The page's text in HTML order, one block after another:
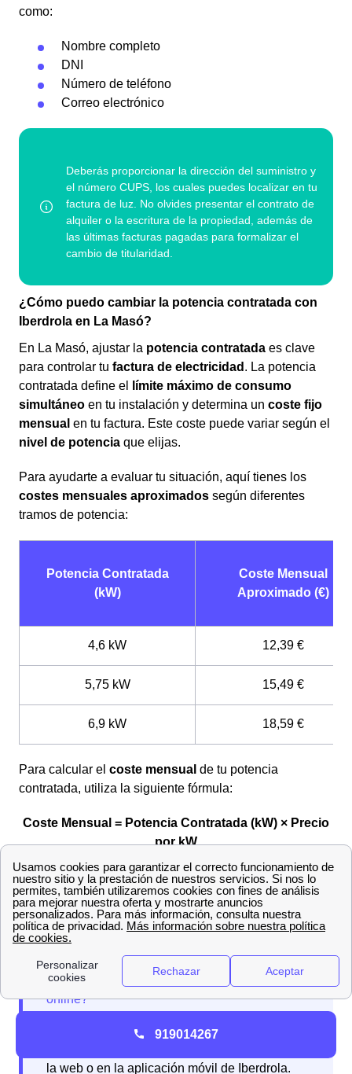
como:
Nombre completo
DNI
Número de teléfono
Correo electrónico
¿Cómo puedo cambiar la potencia contratada con
Iberdrola en La Masó?
En La Masó, ajustar la potencia contratada es clave
para controlar tu factura de electricidad . La potencia
contratada define el
límite máximo de consumo
simultáneo en tu instalación y determina un coste fijo
mensual en tu factura. Este coste puede variar según el
nivel de potencia que elijas.
Para ayudarte a evaluar tu situación, aquí tienes los
costes mensuales aproximados según diferentes
tramos de potencia:
Potencia Contratada
(kW)
Coste Mensual
Aproximado (€)
4,6 kW 12,39 €
5,75 kW 15,49 €
6,9 kW 18,59 €
Para calcular el coste mensual de tu potencia
contratada, utiliza la siguiente fórmula:
Coste Mensual = Potencia Contratada (kW) × Precio
por kW
Si notas que la potencia contratada actual no cubre tus
necesidades o resulta excesiva, considera ajustar tu
potencia. Aquí tienes cómo hacerlo:
Primero, revisa tu factura para identificar tu
la web o en la aplicación móvil de Iberdrola.
919014267